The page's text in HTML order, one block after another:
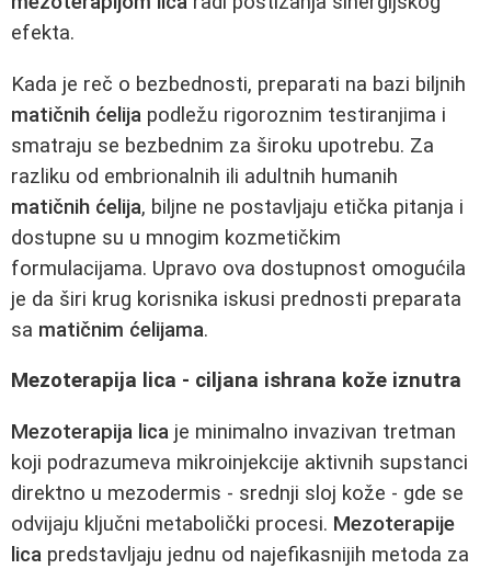
efekta.
Kada je reč o bezbednosti, preparati na bazi biljnih
matičnih ćelija podležu rigoroznim testiranjima i
smatraju se bezbednim za široku upotrebu. Za
razliku od embrionalnih ili adultnih humanih
matičnih ćelija, biljne ne postavljaju etička pitanja i
dostupne su u mnogim kozmetičkim
formulacijama. Upravo ova dostupnost omogućila
je da širi krug korisnika iskusi prednosti preparata
sa matičnim ćelijama.
Mezoterapija lica - ciljana ishrana kože iznutra
Mezoterapija lica je minimalno invazivan tretman
koji podrazumeva mikroinjekcije aktivnih supstanci
direktno u mezodermis - srednji sloj kože - gde se
odvijaju ključni metabolički procesi. Mezoterapije
lica predstavljaju jednu od najefikasnijih metoda za